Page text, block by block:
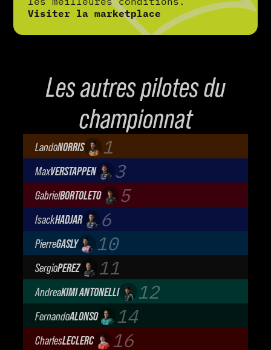
Visiter la marketplace
Les autres pilotes du
championnat
LandoNORRIS 1
McLaren Mastercard F1 Team
MaxVERSTAPPEN 3
Oracle Red Bull Racing
GabrielBORTOLETO 5
Audi Revolut F1 Team
IsackHADJAR 6
Oracle Red Bull Racing
PierreGASLY 10
BWT Alpine Formula One Team
SergioPEREZ 11
Cadillac Formula 1 Team
AndreaKIMI ANTONELLI 12
Mercedes-AMG Petronas F1 Team
FernandoALONSO 14
Aston Martin Aramco F1 Team
CharlesLECLERC 16